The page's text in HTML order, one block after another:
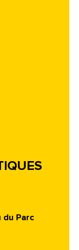
du Parc